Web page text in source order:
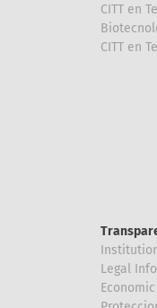
CITT en
CITT en
Legal